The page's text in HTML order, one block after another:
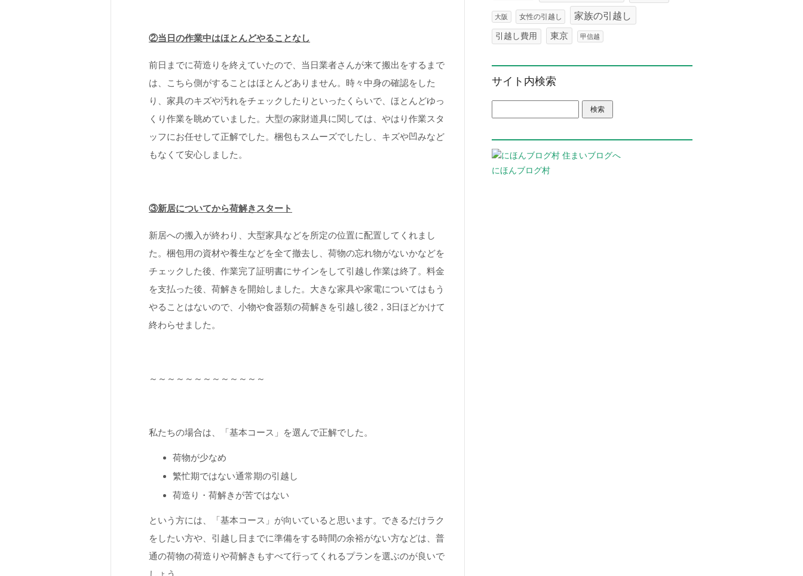
②当日の作業中はほとんどやることなし
前日までに荷造りを終えていたので、当日業者さんが来て搬出をするまで
は、こちら側がすることはほとんどありません。時々中身の確認をした
り、家具のキズや汚れをチェックしたりといったくらいで、ほとんどゆっ
くり作業を眺めていました。大型の家財道具に関しては、やはり作業スタ
ッフにお任せして正解でした。梱包もスムーズでしたし、キズや凹みなど
もなくて安心しました。
③新居についてから荷解きスタート
新居への搬入が終わり、大型家具などを所定の位置に配置してくれまし
た。梱包用の資材や養生などを全て撤去し、荷物の忘れ物がないかなどを
チェックした後、作業完了証明書にサインをして引越し作業は終了。料金
を支払った後、荷解きを開始しました。大きな家具や家電についてはもう
やることはないので、小物や食器類の荷解きを引越し後2，3日ほどかけて
終わらせました。
～～～～～～～～～～～～～
私たちの場合は、「基本コース」を選んで正解でした。
荷物が少なめ
繁忙期ではない通常期の引越し
荷造り・荷解きが苦ではない
という方には、「基本コース」が向いていると思います。できるだけラク
をしたい方や、引越し日までに準備をする時間の余裕がない方などは、普
通の荷物の荷造りや荷解きもすべて行ってくれるプランを選ぶのが良いで
しょう。
大阪 女性の引越し 家族の引越し
引越し費用 東京 甲信越
サイト内検索
にほんブログ村